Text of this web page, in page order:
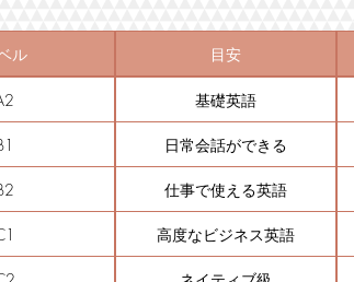
ル 目安
基礎英語
日常会話ができる
仕事で使える英語
高度なビジネス英語